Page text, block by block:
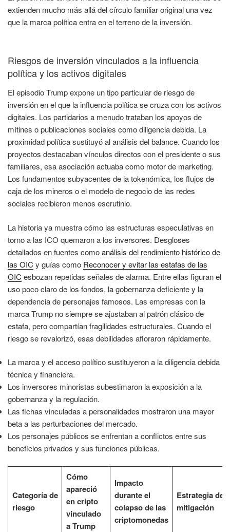
extienden mucho más allá del círculo familiar original una vez
que la marca política entra en el terreno de la inversión.
Riesgos de inversión vinculados a la influencia
política y los activos digitales
El episodio Trump expone un tipo particular de riesgo de
inversión en el que la influencia política se cruza con los activos
digitales. Los partidarios a menudo trataban los apoyos de
mítines o publicaciones sociales como diligencia debida. La
proximidad política sustituyó al análisis del balance. Cuando los
proyectos destacaban vínculos directos con el presidente o sus
familiares, esa asociación actuaba como motor de marketing.
Los fundamentos subyacentes de la tokenómica, los flujos de
caja de los mineros o el modelo de negocio de las redes
sociales recibieron menos escrutinio.
La historia ya muestra cómo las estructuras especulativas en
torno a las ICO quemaron a los inversores. Desgloses
detallados en fuentes comoanálisis del rendimiento histórico de
las OIC y guías como Reconocer y evitar las estafas de las
OIC esbozan repetidas señales de alarma. Entre ellas figuran el
uso poco claro de los fondos, la gobernanza deficiente y la
dependencia de personajes famosos. Las empresas con la
marca Trump no siempre se ajustaban al patrón clásico de
estafa, pero compartían fragilidades estructurales. Cuando el
riesgo se revalorizó, esas debilidades afloraron rápidamente.
La marca y el acceso político sustituyeron a la diligencia debida
técnica y financiera.
Los inversores minoristas subestimaron la exposición a la
gobernanza y la regulación.
Las fichas vinculadas a personalidades mostraron una mayor
beta a las perturbaciones del mercado.
Los personajes públicos se enfrentan a conflictos entre sus
beneficios privados y sus funciones públicas.
Categoría de
riesgo
Cómo
apareció
en cripto
vinculado
a Trump
Impacto
durante el
colapso de las
criptomonedas
Estrategia de
mitigación